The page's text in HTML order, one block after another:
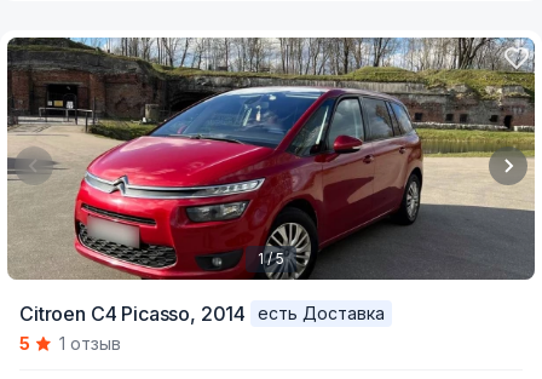
of
1 / 5
Citroen C4 Picasso, 2014
есть Доставка
5
1 отзыв